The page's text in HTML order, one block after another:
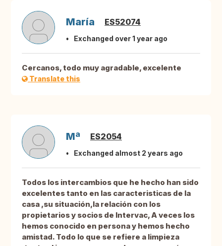
María ES52074
Exchanged over 1 year ago
Cercanos, todo muy agradable, excelente
Translate this
Mª ES2054
Exchanged almost 2 years ago
Todos los intercambios que he hecho han sido
excelentes tanto en las caracteristicas de la
casa ,su situación,la relación con los
propietarios y socios de Intervac, A veces los
hemos conocido en persona y hemos hecho
amistad. Todo lo que se refiere a limpieza